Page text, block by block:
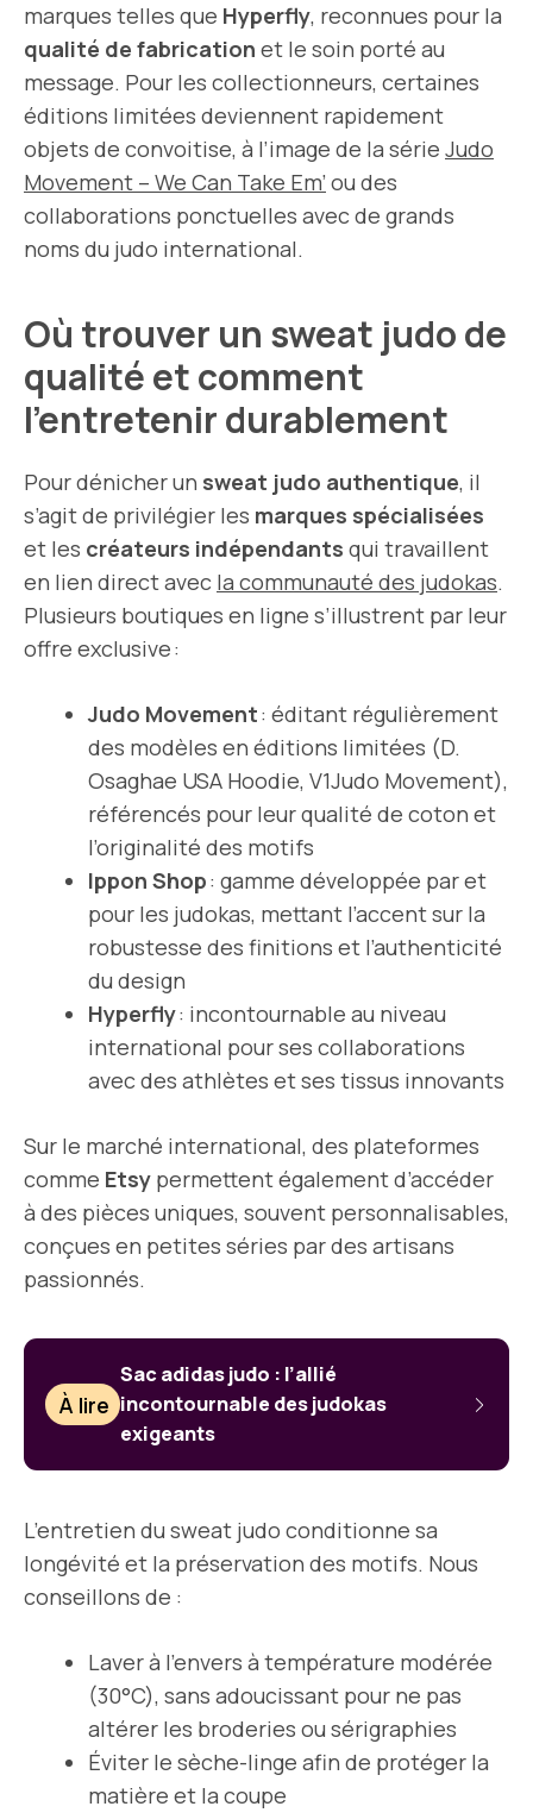
marques telles que Hyperfly, reconnues pour la
qualité de fabrication et le soin porté au
message. Pour les collectionneurs, certaines
éditions limitées deviennent rapidement
objets de convoitise, à l’image de la série Judo
Movement – We Can Take Em’ ou des
collaborations ponctuelles avec de grands
noms du judo international.
Où trouver un sweat judo de
qualité et comment
l’entretenir durablement
Pour dénicher un sweat judo authentique, il
s’agit de privilégier les marques spécialisées
et les créateurs indépendants qui travaillent
en lien direct avec la communauté des judokas.
Plusieurs boutiques en ligne s’illustrent par leur
offre exclusive :
Judo Movement: éditant régulièrement
des modèles en éditions limitées (D.
Osaghae USA Hoodie, V1Judo Movement),
référencés pour leur qualité de coton et
l’originalité des motifs
Ippon Shop: gamme développée par et
pour les judokas, mettant l’accent sur la
robustesse des finitions et l’authenticité
du design
Hyperfly: incontournable au niveau
international pour ses collaborations
avec des athlètes et ses tissus innovants
Sur le marché international, des plateformes
comme Etsy permettent également d’accéder
à des pièces uniques, souvent personnalisables,
conçues en petites séries par des artisans
passionnés.
À lire
Sac adidas judo : l’allié
incontournable des judokas
exigeants
L’entretien du sweat judo conditionne sa
longévité et la préservation des motifs. Nous
conseillons de :
Laver à l’envers à température modérée
(30°C), sans adoucissant pour ne pas
altérer les broderies ou sérigraphies
Éviter le sèche-linge afin de protéger la
matière et la coupe